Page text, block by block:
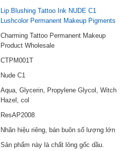
Lip Blushing Tattoo Ink NUDE C1
Lushcolor Permanent Makeup Pigments
Charming Tattoo Permanent Makeup
Product Wholesale
CTPM001T
Nude C1
Aqua, Glycerin, Propylene Glycol, Witch
Hazel, col
ResAP2008
Nhãn hiệu riêng, bán buôn số lượng lớn
Sản phẩm này là chất lỏng gốc dầu.